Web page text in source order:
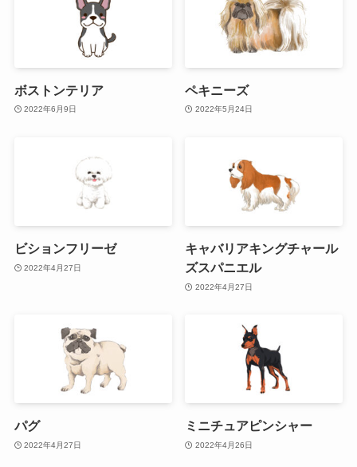
ボストンテリア
2022年6月9日
ペキニーズ
2022年5月24日
ビションフリーゼ
2022年4月27日
キャバリアキングチャール
ズスパニエル
2022年4月27日
パグ
2022年4月27日
ミニチュアピンシャー
2022年4月26日